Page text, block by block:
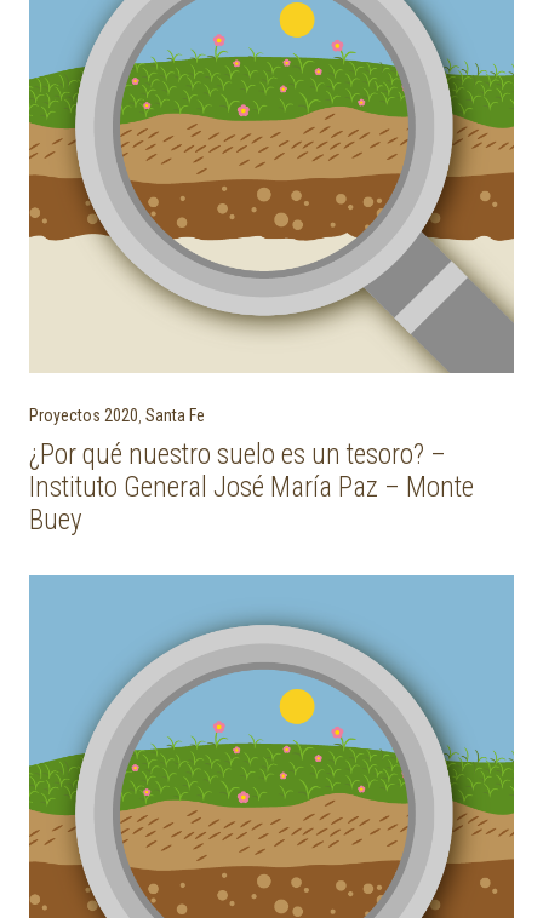
Proyectos 2020 Santa Fe
¿Por qué nuestro suelo es un tesoro? –
Instituto General José María Paz – Monte
Buey